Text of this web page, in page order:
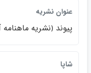
عنوان نشريه
پيوند ﴿نشريه
شاپا